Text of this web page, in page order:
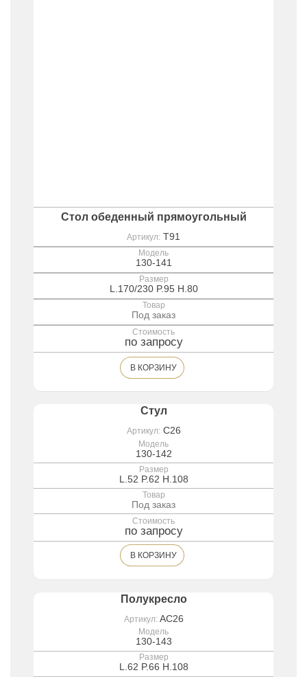
Стол обеденный прямоугольный
Артикул: T91
Модель
130-141
Размер
L.170/230 P.95 H.80
Товар
Под заказ
Стоимость
по запросу
В КОРЗИНУ
Стул
Артикул: C26
Модель
130-142
Размер
L.52 P.62 H.108
Товар
Под заказ
Стоимость
по запросу
В КОРЗИНУ
Полукресло
Артикул: AC26
Модель
130-143
Размер
L.62 P.66 H.108